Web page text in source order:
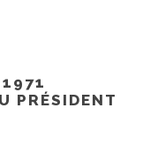
PRÉSIDENT